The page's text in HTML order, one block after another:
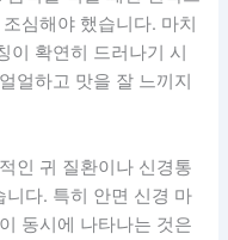
심해야 했습니다. 마치
이 확연히 드러나기 시
얼하고 맛을 잘 느끼지
인 귀 질환이나 신경통
다. 특히 안면 신경 마
동시에 나타나는 것은